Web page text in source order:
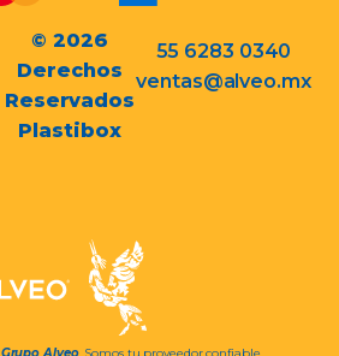
© 2026
Derechos
Reservados
Plastibox
55 6283 0340
ventas@alveo.mx
Grupo Alveo. Somos tu proveedor confiable.